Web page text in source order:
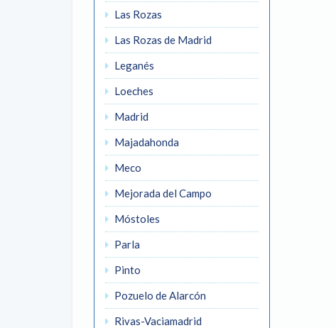
Las Rozas
Las Rozas de Madrid
Leganés
Loeches
Madrid
Majadahonda
Meco
Mejorada del Campo
Móstoles
Parla
Pinto
Pozuelo de Alarcón
Rivas-Vaciamadrid